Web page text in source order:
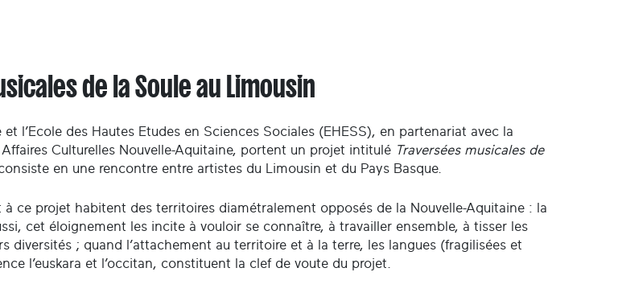
de la Soule au Limousin
et l’Ecole des Hautes Etudes en Sciences Sociales (EHESS), en partenariat avec la
Culturelles Nouvelle-Aquitaine, portent un projet intitulé Traversées musicales de
consiste en une rencontre entre artistes du Limousin et du Pays Basque.
à ce projet habitent des territoires diamétralement opposés de la Nouvelle-Aquitaine : la
cet éloignement les incite à vouloir se connaître, à travailler ensemble, à tisser les
diversités ; quand l’attachement au territoire et à la terre, les langues (fragilisées et
l’euskara et l’occitan, constituent la clef de voute du projet.